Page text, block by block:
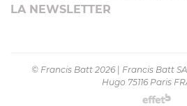
LA NEWSLETTER
© Francis Batt 2026 Francis Batt
Hugo 75116 Paris